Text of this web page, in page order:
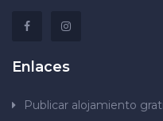
Enlaces
Publicar alojamiento